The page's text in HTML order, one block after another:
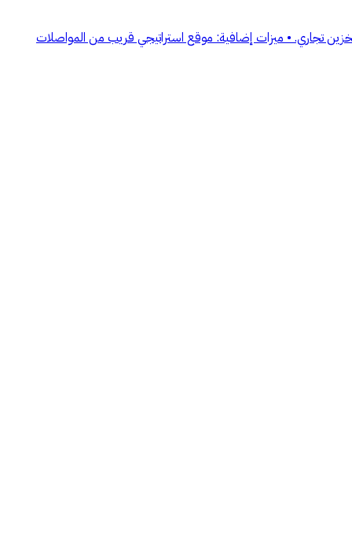
تخزين تجاري. • ميزات إضافية: موقع استراتيجي قريب من المواصلات